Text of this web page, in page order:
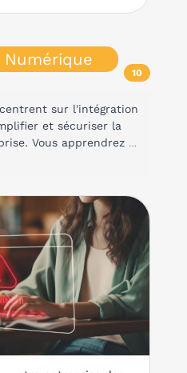
10
sur l'intégration
et sécuriser la
Vous apprendrez à
avancés pour
données et l'efficacité
une approche
optimiser la gestion
décisions éclairées
la protection
Ces formations
main des logiciels